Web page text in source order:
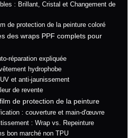
: Brillant, Cristal et Changement de
de protection de la peinture coloré
des wraps PPF complets pour
réparation expliquée
hydrophobe
et anti-jaunissement
de revente
de protection de la peinture
: couverture et main-d'œuvre
: Wrap vs. Repeinture
bon marché non TPU